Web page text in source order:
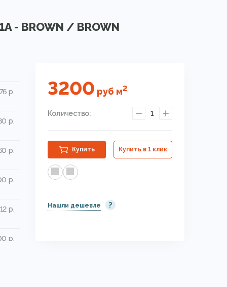
- BROWN / BROWN
р.
р.
р.
р.
р.
р.
3200 руб м2
Количество: 1
Купить Купить в 1 клик
Нашли дешевле ?